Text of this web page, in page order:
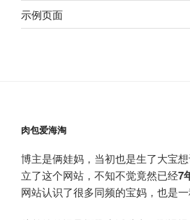
示例页面
肉包爱海淘
博主是俩娃妈，当初也是生了大宝
立了这个网站，不知不觉竟然已经7
网站认识了很多同频的宝妈，也是一